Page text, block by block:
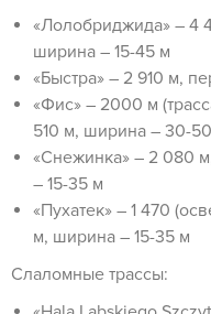
«Лолобриджида» – 4
ширина – 15-45 м
«Быстра» – 2 910 м,
«Фис» – 2000 м
510 м, ширина – 30-
«Снежинка» – 2 080
– 15-35 м
«Пухатек» – 1 470
м, ширина – 15-35 м
Слаломные трассы: